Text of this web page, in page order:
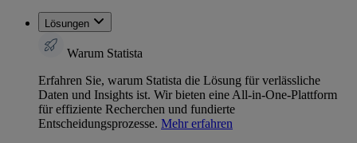
Lösungen
Warum Statista
Erfahren Sie, warum Statista die Lösung für verlässliche
Daten und Insights ist. Wir bieten eine All-in-One-Plattform
für effiziente Recherchen und fundierte
Entscheidungsprozesse. Mehr erfahren